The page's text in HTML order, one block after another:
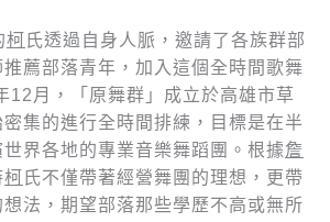
柯 氏透過自身人脈，邀請了各族群部
薦部落青年，加入這個全時間歌舞
12月，「原舞群」成立於高雄市草
集的進行全時間排練，目標是在半
界各地的專業音樂舞蹈團。根據詹
柯 氏不僅帶著經營舞團的理想，更帶
法，期望部落那些學歷不高或無所